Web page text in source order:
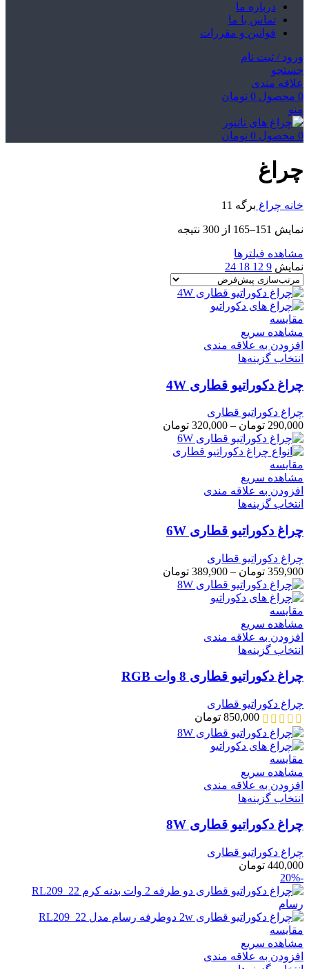
درباره ما
تماس با ما
قوانین و مقررات
ورود / ثبت نام
جستجو
علاقه مندی
0 محصول 0 تومان
منو
0 محصول 0 تومان
چراغ
خانه چراغ برگه 11
نمایش 151–165 از 300 نتیجه
مشاهده فیلترها
نمایش 9
12
18
24
مقایسه
مشاهده سریع
افزودن به علاقه مندی
انتخاب گزینه‌ها
چراغ دکوراتیو قطاری 4W
چراغ دکوراتیو قطاری
290,000 تومان –
320,000 تومان
مقایسه
مشاهده سریع
افزودن به علاقه مندی
انتخاب گزینه‌ها
چراغ دکوراتیو قطاری 6W
چراغ دکوراتیو قطاری
359,900 تومان –
389,900 تومان
مقایسه
مشاهده سریع
افزودن به علاقه مندی
انتخاب گزینه‌ها
چراغ دکوراتیو قطاری 8 وات RGB
چراغ دکوراتیو قطاری
850,000 تومان
مقایسه
مشاهده سریع
افزودن به علاقه مندی
انتخاب گزینه‌ها
چراغ دکوراتیو قطاری 8W
چراغ دکوراتیو قطاری
440,000 تومان
-20%
مقایسه
مشاهده سریع
افزودن به علاقه مندی